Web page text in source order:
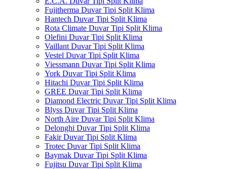
Fujitherma Duvar Tipi Split Klima
Hantech Duvar Tipi Split Klima
Rota Climate Duvar Tipi Split Klima
Olefini Duvar Tipi Split Klima
Vaillant Duvar Tipi Split Klima
Vestel Duvar Tipi Split Klima
Viessmann Duvar Tipi Split Klima
York Duvar Tipi Split Klima
Hitachi Duvar Tipi Split Klima
GREE Duvar Tipi Split Klima
Diamond Electric Duvar Tipi Split Klima
Blyss Duvar Tipi Split Klima
North Aire Duvar Tipi Split Klima
Delonghi Duvar Tipi Split Klima
Fakir Duvar Tipi Split Klima
Trotec Duvar Tipi Split Klima
Baymak Duvar Tipi Split Klima
Fujitsu Duvar Tipi Split Klima